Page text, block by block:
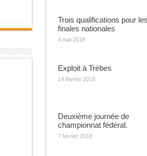
Trois qualifications pour les
finales nationales
4 mai 2018
Exploit à Trèbes
14 février 2018
Deuxième journée de
championnat fédéral.
7 février 2018